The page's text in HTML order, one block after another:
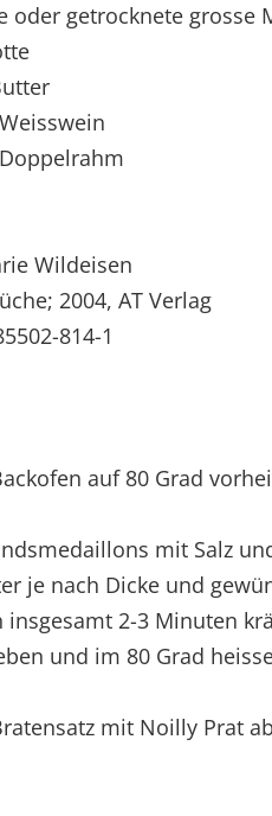
oder getrocknete grosse
Wildeisen
2004, AT Verlag
814-1
auf 80 Grad
mit Salz
je nach Dicke und
insgesamt 2-3 Minuten
und im 80 Grad
mit Noilly Prat